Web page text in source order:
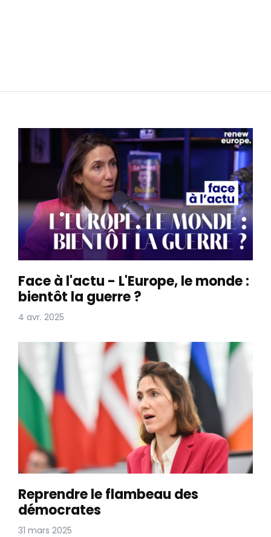
Face à l'actu - L'Europe, le monde :
bientôt la guerre ?
4 avr. 2025
Reprendre le flambeau des
démocrates
31 mars 2025